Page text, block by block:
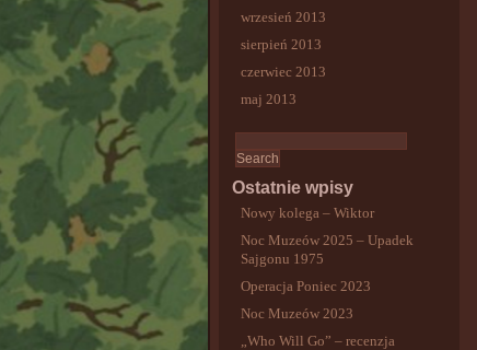
wrzesień 2013
sierpień 2013
czerwiec 2013
maj 2013
Ostatnie wpisy
Nowy kolega – Wiktor
Noc Muzeów 2025 – Upadek
Sajgonu 1975
Operacja Poniec 2023
Noc Muzeów 2023
„Who Will Go” – recenzja